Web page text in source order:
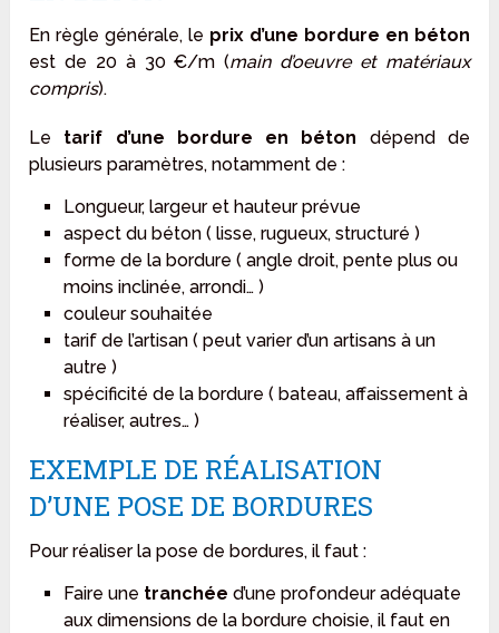
En règle générale, le prix d’une bordure en béton
est de 20 à 30 €/m (main d’oeuvre et matériaux
compris).
Le tarif d’une bordure en béton dépend de
plusieurs paramètres, notamment de :
Longueur, largeur et hauteur prévue
aspect du béton ( lisse, rugueux, structuré )
forme de la bordure ( angle droit, pente plus ou
moins inclinée, arrondi… )
couleur souhaitée
tarif de l’artisan ( peut varier d’un artisans à un
autre )
spécificité de la bordure ( bateau, affaissement à
réaliser, autres… )
EXEMPLE DE RÉALISATION
D’UNE POSE DE BORDURES
Pour réaliser la pose de bordures, il faut :
Faire une tranchée d’une profondeur adéquate
aux dimensions de la bordure choisie, il faut en